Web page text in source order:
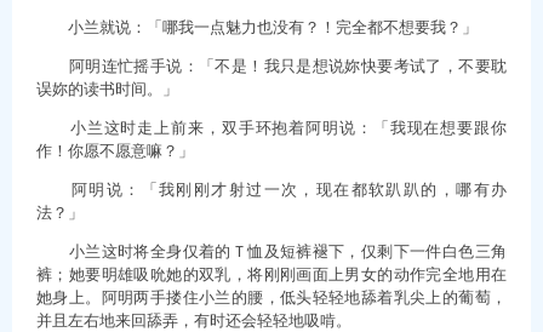
小兰就说：「哪我一点魅力也没有？！完全都不想要我？」
阿明连忙摇手说：「不是！我只是想说妳快要考试了，不要耽
误妳的读书时间。」
小兰这时走上前来，双手环抱着阿明说：「我现在想要跟你
作！你愿不愿意嘛？」
阿明说：「我刚刚才射过一次，现在都软趴趴的，哪有办
法？」
小兰这时将全身仅着的Ｔ恤及短裤褪下，仅剩下一件白色三角
裤；她要明雄吸吮她的双乳，将刚刚画面上男女的动作完全地用在
她身上。阿明两手搂住小兰的腰，低头轻轻地舔着乳尖上的葡萄，
并且左右地来回舔弄，有时还会轻轻地吸啃。